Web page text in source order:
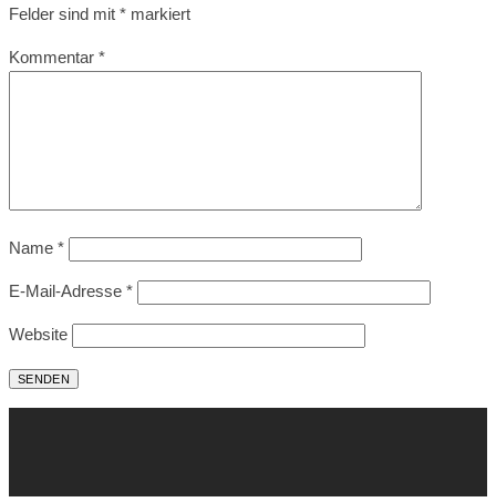
Felder sind mit * markiert
Kommentar *
Name *
E-Mail-Adresse *
Website